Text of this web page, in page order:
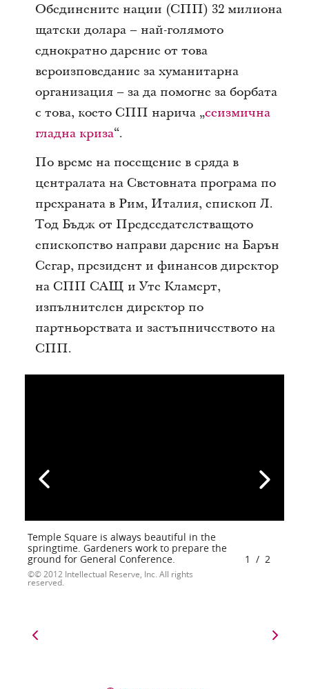
Обединените нации (СПП) 32 милиона
щатски долара – най-голямото
еднократно дарение от това
вероизповедание за хуманитарна
организация – за да помогне за борбата
с това, което СПП нарича „сеизмична
гладна криза“.
По време на посещение в сряда в
централата на Световната програма по
прехраната в Рим, Италия, епископ Л.
Тод Бъдж от Председателстващото
епископство направи дарение на Барън
Сегар, президент и финансов директор
на СПП САЩ и Уте Кламерт,
изпълнителен директор по
партньорствата и застъпничеството на
СПП.
Temple Square is always beautiful in the
springtime. Gardeners work to prepare the
ground for General Conference.
© 2012 Intellectual Reserve, Inc. All rights
reserved.
1 / 2